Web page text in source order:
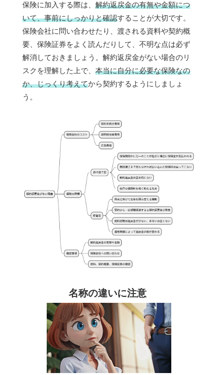
保険に加入する際は、 解約返戻金の有無や金額につ
いて、事前にしっかりと確認することが大切です。
保険会社に問い合わせたり、渡される資料や契約概
要、保険証券をよく読んだりして、不明な点は必ず
解消しておきましょう。解約返戻金がない場合のリ
スクを理解した上で、 本当に自分に必要な保険なの
か、じっくり考えてから契約するようにしましょ
う。
名称の違いに注意